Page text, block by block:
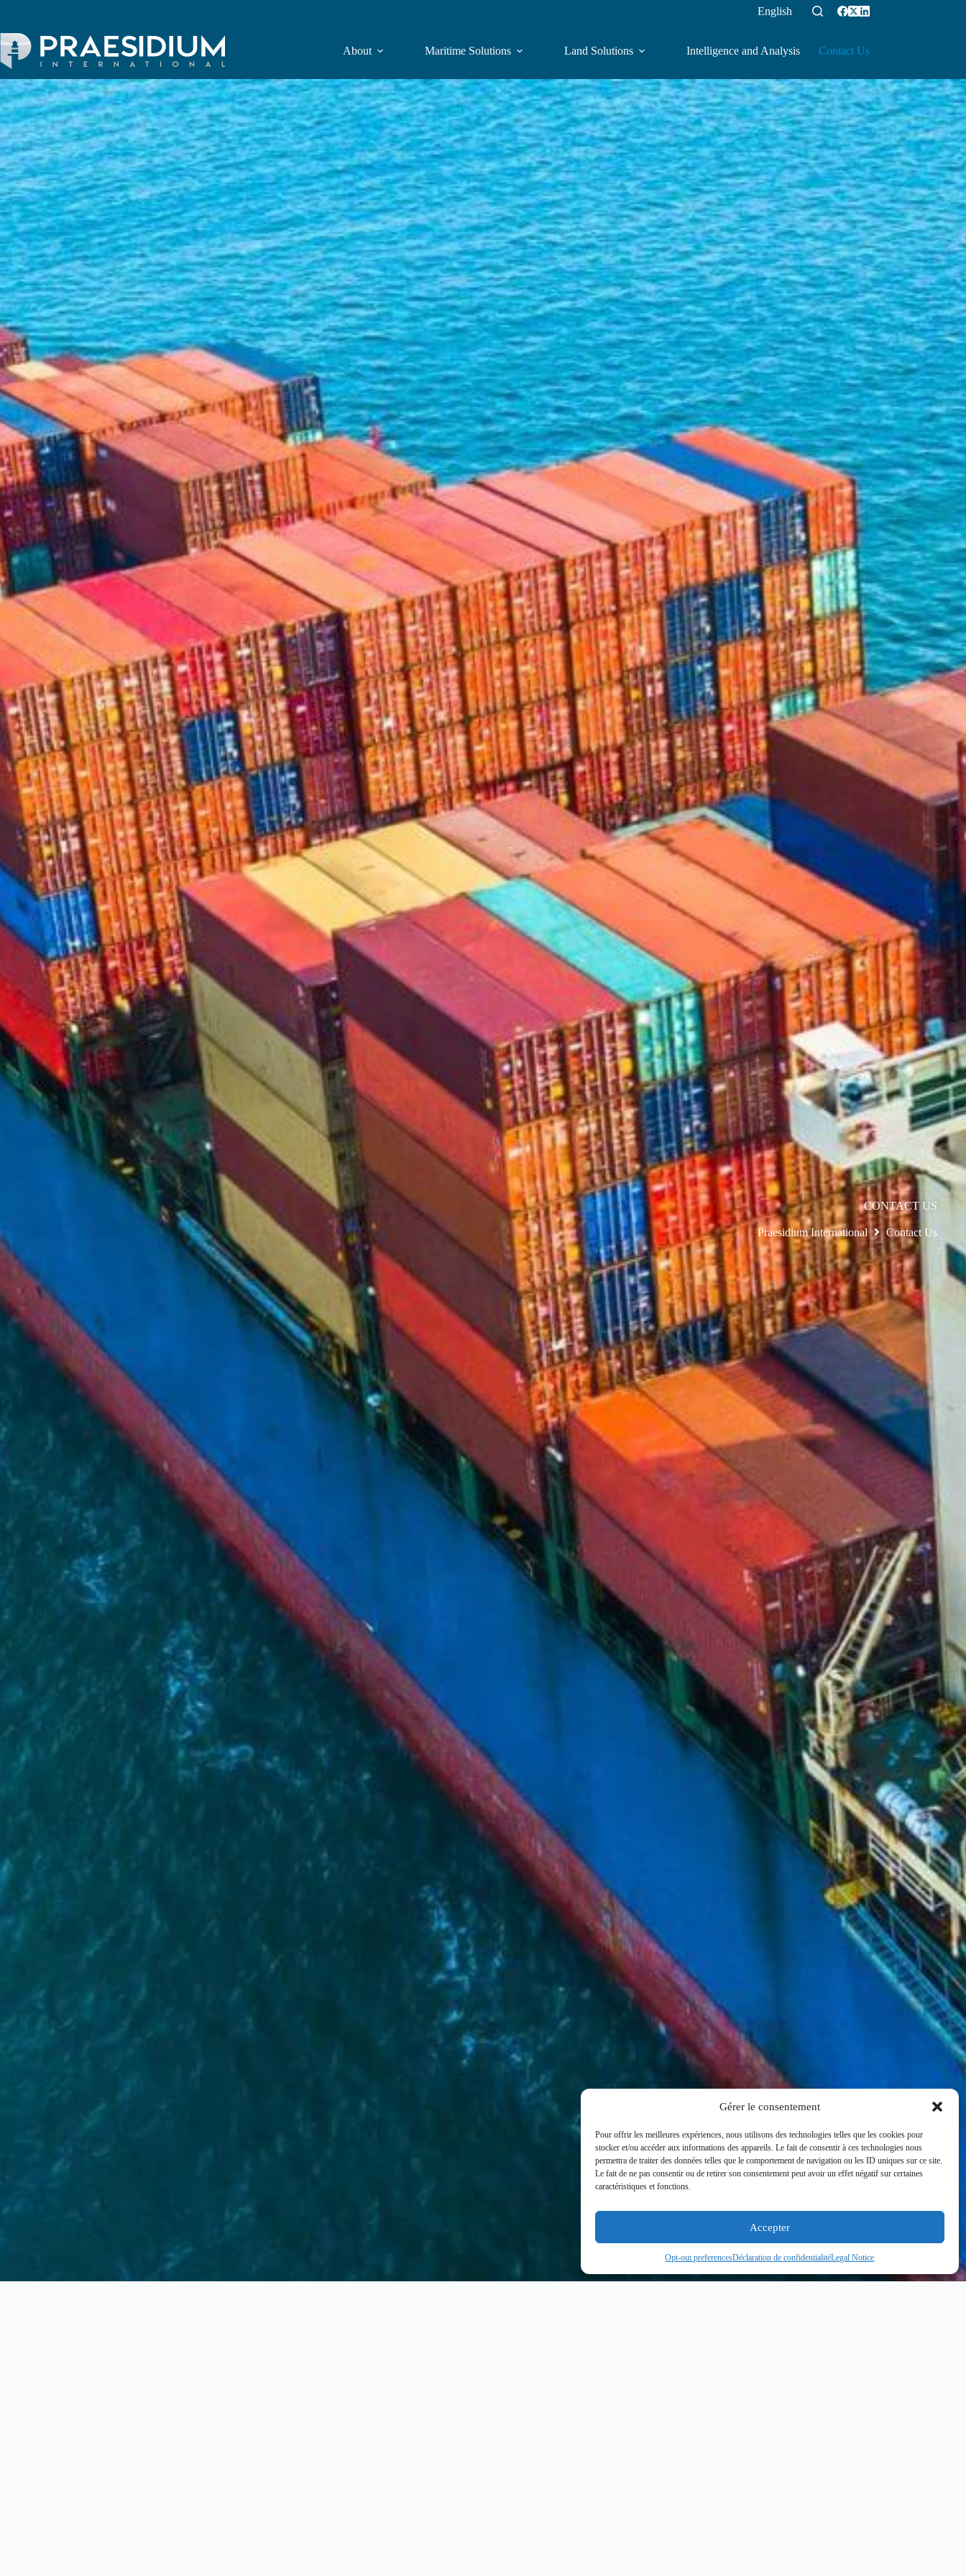
Gérer le consentement
Pour offrir les meilleures expériences, nous utilisons des technologies telles que les cookies pour
stocker et/ou accéder aux informations des appareils. Le fait de consentir à ces technologies nous
permettra de traiter des données telles que le comportement de navigation ou les ID uniques sur ce site.
Le fait de ne pas consentir ou de retirer son consentement peut avoir un effet négatif sur certaines
caractéristiques et fonctions.
Accepter
Opt-out preferencesDéclaration de confidentialitéLegal Notice
English
About Maritime Solutions Land Solutions Intelligence and Analysis Contact Us
CONTACT US
Praesidium International Contact Us